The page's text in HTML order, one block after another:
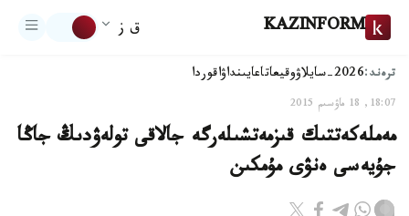
KAZINFORM ق ز
ترەند:2026-سايلاۋ وقيعاتاعايىنداۋاقوردا
18:07, 18 ماۋسىم 2015
مەملەكەتتىك قىزمەتشىلەرگە جالاقى تولەۋدىڭ جاڭا
جۇيەسى ەنۋى مۇمكىن